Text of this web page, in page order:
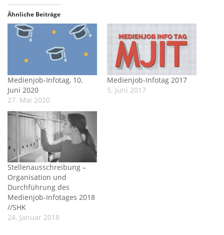
Ähnliche Beiträge
Medienjob-Infotag, 10.
Juni 2020
27. Mai 2020
Medienjob-Infotag 2017
5. Juni 2017
Stellenausschreibung –
Organisation und
Durchführung des
Medienjob-Infotages 2018
//SHK
24. Januar 2018